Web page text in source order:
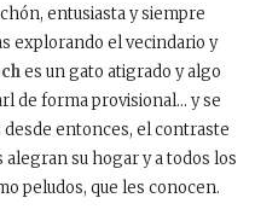
entusiasta y siempre
explorando el vecindario y
es un gato atigrado y algo
de forma provisional… y se
entonces, el contraste
su hogar y a todos los
peludos, que les conocen.